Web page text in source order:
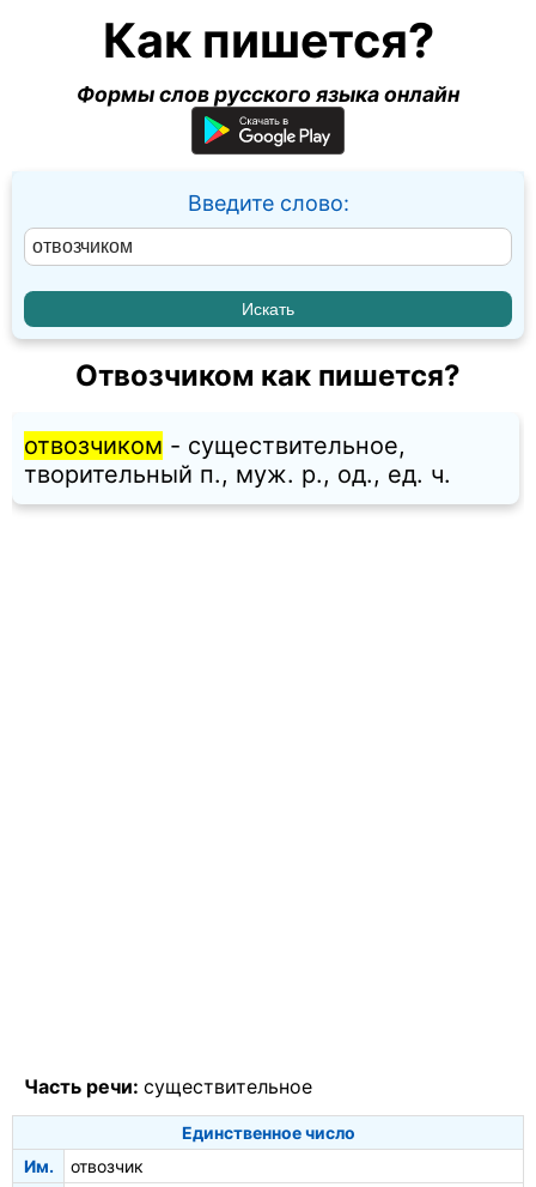
Как пишется?
Формы слов русского языка онлайн
Введите слово:
Отвозчиком как пишется?
отвозчиком - существительное,
творительный п., муж. p., од., ед. ч.
Часть речи: существительное
Единственное число
Им.
отвозчик